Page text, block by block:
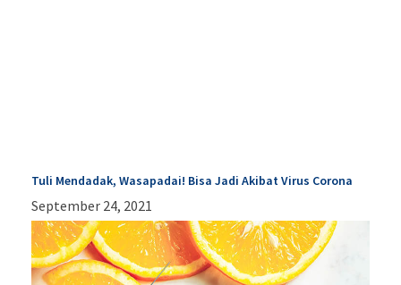
Tuli Mendadak, Wasapadai! Bisa Jadi Akibat Virus Corona
September 24, 2021